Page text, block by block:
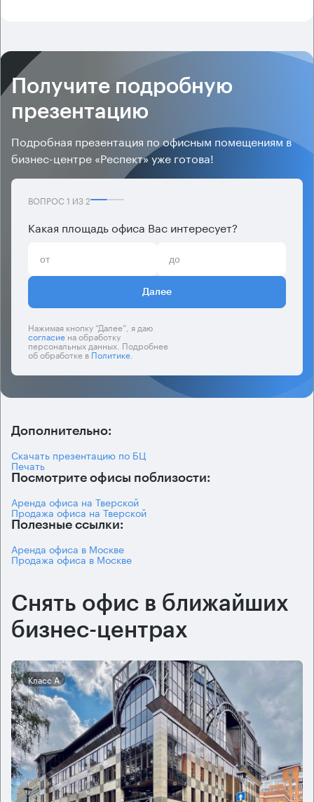
Получите подробную
презентацию
Подробная презентация по офисным помещениям в
бизнес-центре «Респект» уже готова!
ВОПРОС 1 ИЗ2
Какая площадь офиса Вас интересует?
Далее
Нажимая кнопку “Далее”, я даю
согласиена обработку
персональных данных. Подробнее
об обработке вПолитике.
Дополнительно:
Скачать презентацию по БЦ
Печать
Посмотрите офисы поблизости:
Аренда офиса на Тверской
Продажа офиса на Тверской
Полезные ссылки:
Аренда офиса в Москве
Продажа офиса в Москве
Снять офис в ближайших
бизнес-центрах
Класс А